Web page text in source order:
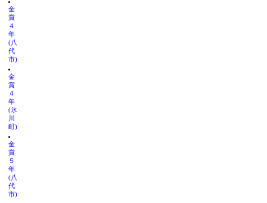
金
賞
４
年
(八
代
市)
金
賞
４
年
(氷
川
町)
金
賞
５
年
(八
代
市)